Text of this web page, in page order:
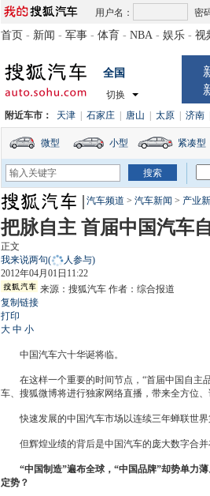
用户名： 密
首页 - 新闻 - 军事 - 体育 - NBA - 娱乐 - 视
全国
切换
附近车市： 天津 石家庄 唐山 太原 济南
微型 小型 紧凑型
汽车频道 > 汽车新闻 > 产业
把脉自主 首届中国汽车
正文
我来说两句(
人参与)
2012年04月01日11:22
来源： 搜狐汽车作者：综合报道
复制链接
打印
大 中 小
中国汽车六十华诞将临。
在这样一个重要的时间节点，“首届中国自主品
车、搜狐微博将进行独家网络直播，带来全方位
快速发展的中国汽车市场以连续三年蝉联世界
但辉煌业绩的背后是中国汽车的庞大数字合并
“中国制造”遍布全球，“中国品牌”却势单力
定势？